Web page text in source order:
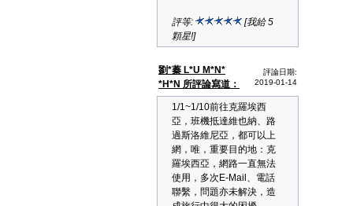
評等:
[我給 5
顆星!]
劉*蓁 L*U M*N*
*H*N 所評論寫道：
評論日期:
2019-01-14
1/1~1/10前往克羅埃西
亞，班機抵達維也納、路
過斯洛維尼亞，都可以上
網，唯，重要目的地：克
羅埃西亞，網路一直無法
使用，多次E-Mail、電話
聯繫，問題亦未解決，造